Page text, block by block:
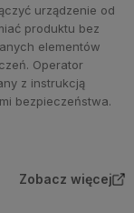
urządzenie od
produktu bez
elementów
Operator
z instrukcją
bezpieczeństwa.
Zobacz więcej